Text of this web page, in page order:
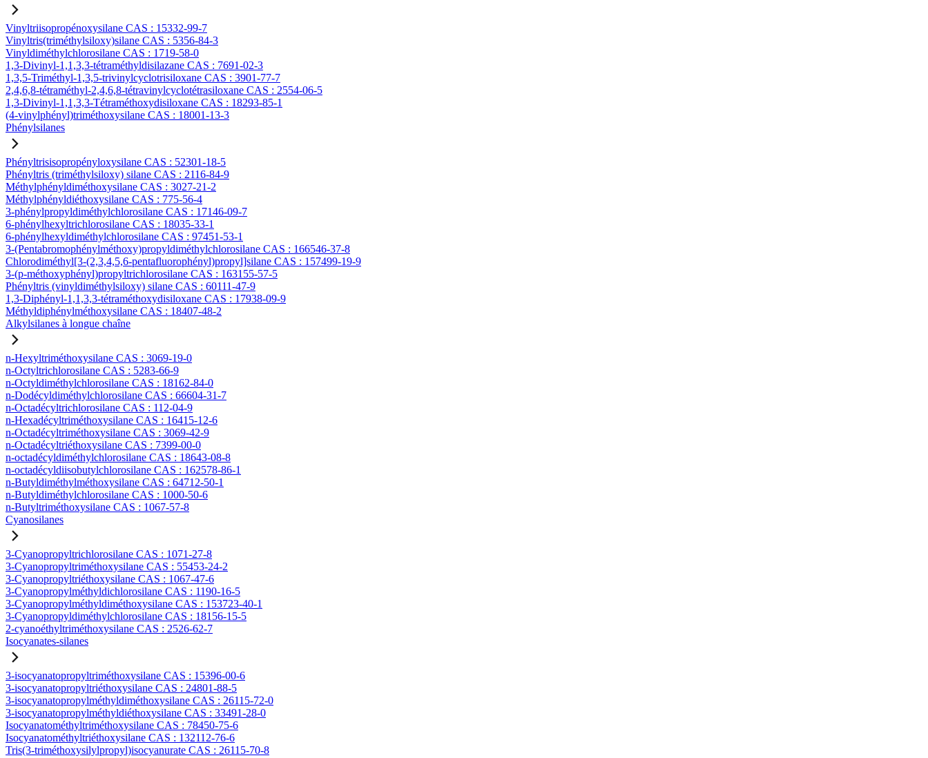
Vinyltriisopropénoxysilane CAS : 15332-99-7
Vinyltris(triméthylsiloxy)silane CAS : 5356-84-3
Vinyldiméthylchlorosilane CAS : 1719-58-0
1,3-Divinyl-1,1,3,3-tétraméthyldisilazane CAS : 7691-02-3
1,3,5-Triméthyl-1,3,5-trivinylcyclotrisiloxane CAS : 3901-77-7
2,4,6,8-tétraméthyl-2,4,6,8-tétravinylcyclotétrasiloxane CAS : 2554-06-5
1,3-Divinyl-1,1,3,3-Tétraméthoxydisiloxane CAS : 18293-85-1
(4-vinylphényl)triméthoxysilane CAS : 18001-13-3
Phénylsilanes
Phényltrisisopropényloxysilane CAS : 52301-18-5
Phényltris (triméthylsiloxy) silane CAS : 2116-84-9
Méthylphényldiméthoxysilane CAS : 3027-21-2
Méthylphényldiéthoxysilane CAS : 775-56-4
3-phénylpropyldiméthylchlorosilane CAS : 17146-09-7
6-phénylhexyltrichlorosilane CAS : 18035-33-1
6-phénylhexyldiméthylchlorosilane CAS : 97451-53-1
3-(Pentabromophénylméthoxy)propyldiméthylchlorosilane CAS : 166546-37-8
Chlorodiméthyl[3-(2,3,4,5,6-pentafluorophényl)propyl]silane CAS : 157499-19-9
3-(p-méthoxyphényl)propyltrichlorosilane CAS : 163155-57-5
Phényltris (vinyldiméthylsiloxy) silane CAS : 60111-47-9
1,3-Diphényl-1,1,3,3-tétraméthoxydisiloxane CAS : 17938-09-9
Méthyldiphénylméthoxysilane CAS : 18407-48-2
Alkylsilanes à longue chaîne
n-Hexyltriméthoxysilane CAS : 3069-19-0
n-Octyltrichlorosilane CAS : 5283-66-9
n-Octyldiméthylchlorosilane CAS : 18162-84-0
n-Dodécyldiméthylchlorosilane CAS : 66604-31-7
n-Octadécyltrichlorosilane CAS : 112-04-9
n-Hexadécyltriméthoxysilane CAS : 16415-12-6
n-Octadécyltriméthoxysilane CAS : 3069-42-9
n-Octadécyltriéthoxysilane CAS : 7399-00-0
n-octadécyldiméthylchlorosilane CAS : 18643-08-8
n-octadécyldiisobutylchlorosilane CAS : 162578-86-1
n-Butyldiméthylméthoxysilane CAS : 64712-50-1
n-Butyldiméthylchlorosilane CAS : 1000-50-6
n-Butyltriméthoxysilane CAS : 1067-57-8
Cyanosilanes
3-Cyanopropyltrichlorosilane CAS : 1071-27-8
3-Cyanopropyltriméthoxysilane CAS : 55453-24-2
3-Cyanopropyltriéthoxysilane CAS : 1067-47-6
3-Cyanopropylméthyldichlorosilane CAS : 1190-16-5
3-Cyanopropylméthyldiméthoxysilane CAS : 153723-40-1
3-Cyanopropyldiméthylchlorosilane CAS : 18156-15-5
2-cyanoéthyltriméthoxysilane CAS : 2526-62-7
Isocyanates-silanes
3-isocyanatopropyltriméthoxysilane CAS : 15396-00-6
3-isocyanatopropyltriéthoxysilane CAS : 24801-88-5
3-isocyanatopropylméthyldiméthoxysilane CAS : 26115-72-0
3-isocyanatopropylméthyldiéthoxysilane CAS : 33491-28-0
Isocyanatométhyltriméthoxysilane CAS : 78450-75-6
Isocyanatométhyltriéthoxysilane CAS : 132112-76-6
Tris(3-triméthoxysilylpropyl)isocyanurate CAS : 26115-70-8